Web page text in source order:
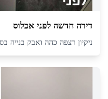
דירה חדשה לפני אכלוס
ניקיון רצפה כהה ואבק בנייה